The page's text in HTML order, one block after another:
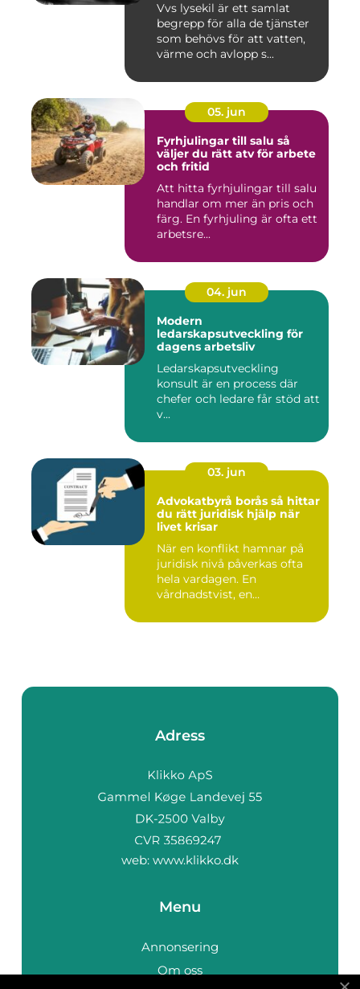
Vvs lysekil är ett samlat
begrepp för alla de tjänster
som behövs för att vatten,
värme och avlopp s...
05. jun
Fyrhjulingar till salu så
väljer du rätt atv för arbete
och fritid
Att hitta fyrhjulingar till salu
handlar om mer än pris och
färg. En fyrhjuling är ofta ett
arbetsre...
04. jun
Modern
ledarskapsutveckling för
dagens arbetsliv
Ledarskapsutveckling
konsult är en process där
chefer och ledare får stöd att
v...
03. jun
Advokatbyrå borås så hittar
du rätt juridisk hjälp när
livet krisar
När en konflikt hamnar på
juridisk nivå påverkas ofta
hela vardagen. En
vårdnadstvist, en
Adress
web: www.klikko.dk
Menu
Annonsering
Om oss